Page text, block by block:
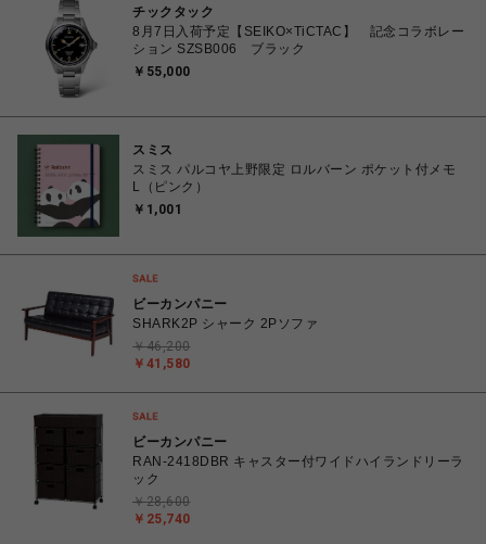
チックタック
8月7日入荷予定【SEIKO×TiCTAC】 記念コラボレー
ション SZSB006 ブラック
￥55,000
スミス
スミス パルコヤ上野限定 ロルバーン ポケット付メモ
L（ピンク）
￥1,001
ビーカンパニー
SHARK2P シャーク 2Pソファ
￥41,580
￥46,200
ビーカンパニー
RAN-2418DBR キャスター付ワイドハイランドリーラ
ック
￥25,740
￥28,600